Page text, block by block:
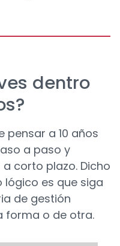
dentro
pensar a 10 años
a paso y
corto plazo. Dicho
lógico es que siga
de gestión
forma o de otra.